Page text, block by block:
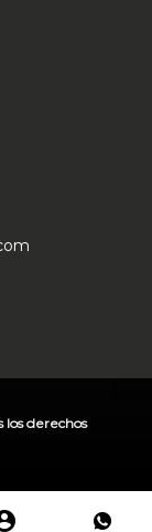
los derechos